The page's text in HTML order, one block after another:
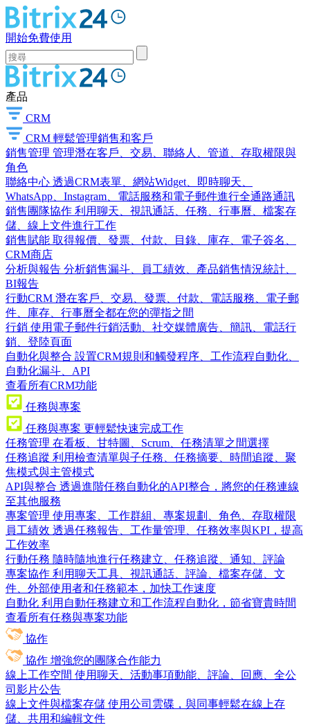
開始免費使用
產品
CRM
CRM 輕鬆管理銷售和客戶
銷售管理 管理潛在客戶、交易、聯絡人、管道、存取權限與
角色
聯絡中心 透過CRM表單、網站Widget、即時聊天、
WhatsApp、Instagram、電話服務和電子郵件進行全通路通訊
銷售團隊協作 利用聊天、視訊通話、任務、行事曆、檔案存
儲、線上文件進行工作
銷售賦能 取得報價、發票、付款、目錄、庫存、電子簽名、
CRM商店
分析與報告 分析銷售漏斗、員工績效、產品銷售情況統計、
BI報告
行動CRM 潛在客戶、交易、發票、付款、電話服務、電子郵
件、庫存、行事曆全都在您的彈指之間
行銷 使用電子郵件行銷活動、社交媒體廣告、簡訊、電話行
銷、登陸頁面
自動化與整合 設置CRM規則和觸發程序、工作流程自動化、
自動化漏斗、API
查看所有CRM功能
任務與專案
任務與專案 更輕鬆快速完成工作
任務管理 在看板、甘特圖、Scrum、任務清單之間選擇
任務追蹤 利用檢查清單與子任務、任務摘要、時間追蹤、聚
焦模式與主管模式
API與整合 透過進階任務自動化的API整合，將您的任務連線
至其他服務
專案管理 使用專案、工作群組、專案規劃、角色、存取權限
員工績效 透過任務報告、工作量管理、任務效率與KPI，提高
工作效率
行動任務 隨時隨地進行任務建立、任務追蹤、通知、評論
專案協作 利用聊天工具、視訊通話、評論、檔案存儲、文
件、外部使用者和任務範本，加快工作速度
自動化 利用自動任務建立和工作流程自動化，節省寶貴時間
查看所有任務與專案功能
協作
協作 增強您的團隊合作能力
線上工作空間 使用聊天、活動事項動能、評論、回應、全公
司影片公告
線上文件與檔案存儲 使用公司雲碟，與同事輕鬆在線上存
儲、共用和編輯文件